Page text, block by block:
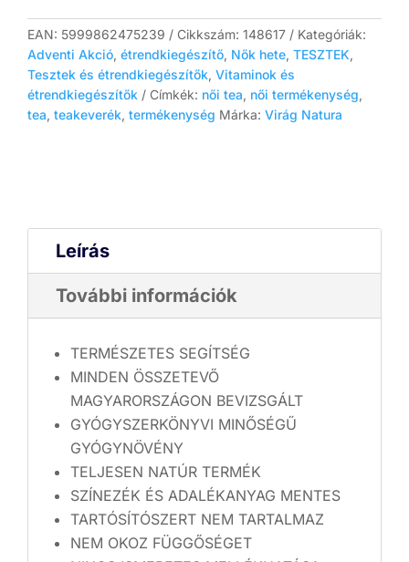
mennyiség
EAN: 5999862475239 Cikkszám: 148617
Kategóriák:
Adventi Akció, étrendkiegészítő, Nők hete, TESZTEK,
Tesztek és étrendkiegészítők, Vitaminok és
étrendkiegészítők
Címkék: női tea, női termékenység,
tea, teakeverék, termékenység Márka: Virág Natura
Leírás
További információk
TERMÉSZETES SEGÍTSÉG
MINDEN ÖSSZETEVŐ
MAGYARORSZÁGON BEVIZSGÁLT
GYÓGYSZERKÖNYVI MINŐSÉGŰ
GYÓGYNÖVÉNY
TELJESEN NATÚR TERMÉK
SZÍNEZÉK ÉS ADALÉKANYAG MENTES
TARTÓSÍTÓSZERT NEM TARTALMAZ
NEM OKOZ FÜGGŐSÉGET